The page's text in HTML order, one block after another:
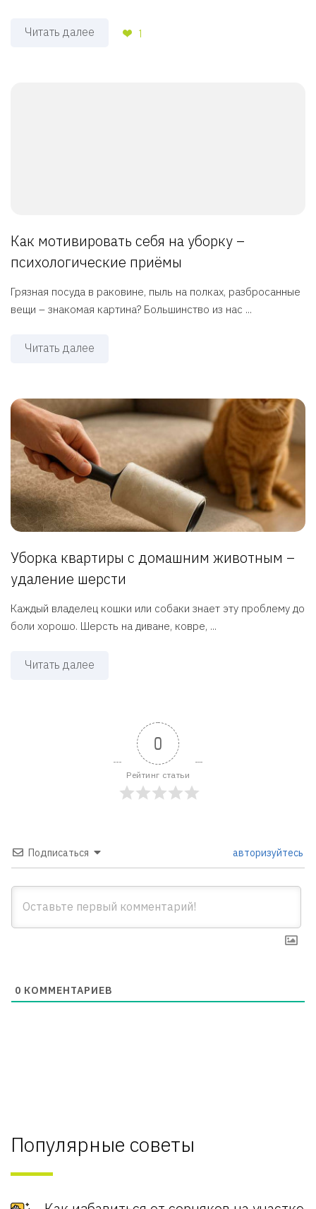
Читать далее 1
Как мотивировать себя на уборку –
психологические приёмы
Грязная посуда в раковине, пыль на полках, разбросанные
вещи – знакомая картина? Большинство из нас ...
Читать далее
Уборка квартиры с домашним животным –
удаление шерсти
Каждый владелец кошки или собаки знает эту проблему до
боли хорошо. Шерсть на диване, ковре, ...
Читать далее
0
Рейтинг статьи
Подписаться авторизуйтесь
0 КОММЕНТАРИЕВ
Популярные советы